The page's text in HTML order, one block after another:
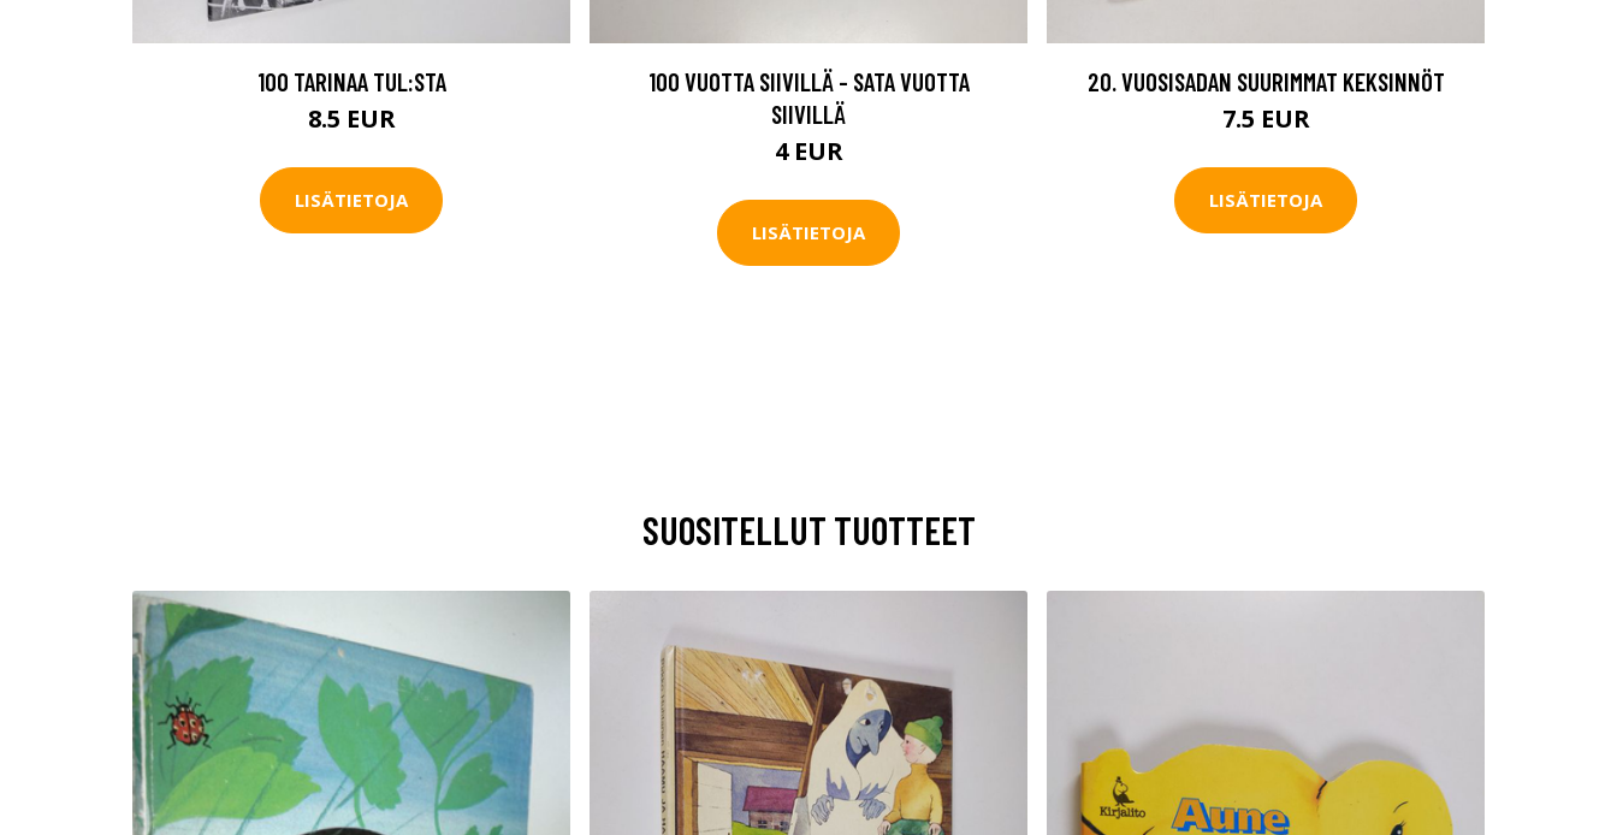
100 TARINAA TUL:STA
8.5 EUR
LISÄTIETOJA
100 VUOTTA SIIVILLÄ - SATA VUOTTA
SIIVILLÄ
4 EUR
LISÄTIETOJA
20. VUOSISADAN SUURIMMAT KEKSINNÖT
7.5 EUR
LISÄTIETOJA
SUOSITELLUT TUOTTEET